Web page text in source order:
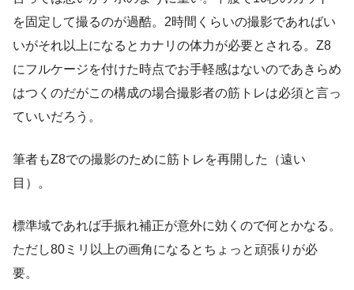
を固定して撮るのが過酷。2時間くらいの撮影であればい
いがそれ以上になるとカナリの体力が必要とされる。Z8
にフルケージを付けた時点でお手軽感はないのであきらめ
はつくのだがこの構成の場合撮影者の筋トレは必須と言っ
ていいだろう。
筆者もZ8での撮影のために筋トレを再開した（遠い
目）。
標準域であれば手振れ補正が意外に効くので何とかなる。
ただし80ミリ以上の画角になるとちょっと頑張りが必
要。